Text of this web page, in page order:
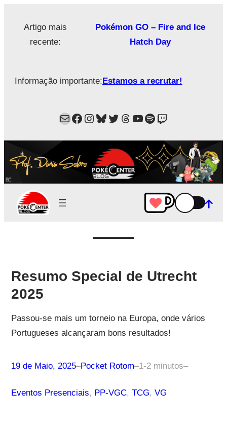
Artigo mais
recente:
Pokémon GO – Fire and Ice
Hatch Day
Informação importante:Estamos a recrutar!
MailFacebook
Instagram
Bluesky
Twitter
Estamos no Threads!
YouTube
Spotify
Twitch
Resumo Special de Utrecht
2025
Passou-se mais um torneio na Europa, onde vários
Portugueses alcançaram bons resultados!
19 de Maio, 2025–Pocket Rotom–1-2 minutos–
Eventos Presenciais, PP-VGC, TCG, VG